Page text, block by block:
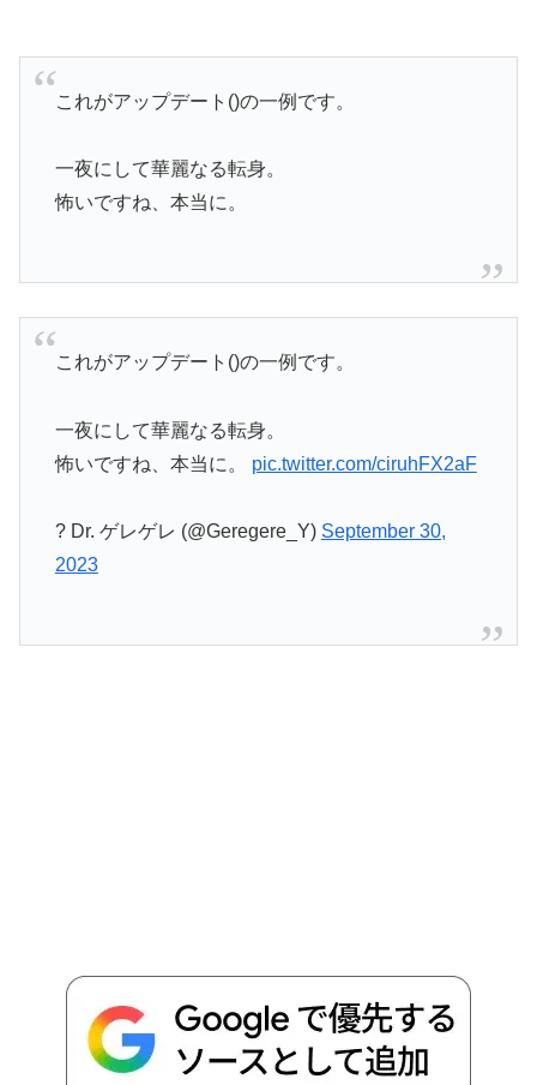
これがアップデート()の一例です。
一夜にして華麗なる転身。
怖いですね、本当に。
これがアップデート()の一例です。
一夜にして華麗なる転身。
怖いですね、本当に。 pic.twitter.com/ciruhFX2aF
? Dr. ゲレゲレ (@Geregere_Y) September 30,
2023